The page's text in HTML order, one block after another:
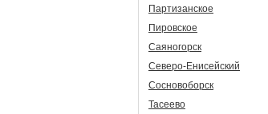
Партизанское
Пировское
Саяногорск
Северо-Енисейский
Сосновоборск
Тасеево